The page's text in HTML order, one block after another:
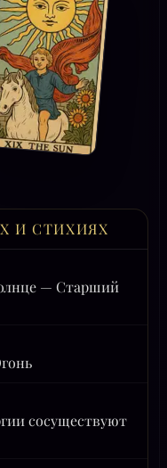
И СТИХИЯХ
— Старший
сосуществуют